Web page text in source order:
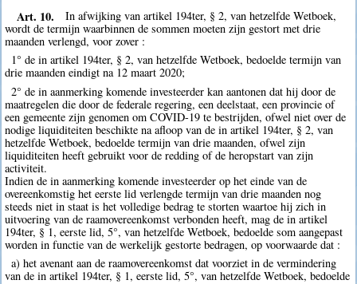
Art. 10.
In afwijking van artikel 194ter, § 2, van hetzelfde Wetboek,
wordt de termijn waarbinnen de sommen moeten zijn gestort met drie
maanden verlengd, voor zover :
1° de in artikel 194ter, § 2, van hetzelfde Wetboek, bedoelde termijn van
drie maanden eindigt na 12 maart 2020;
2° de in aanmerking komende investeerder kan aantonen dat hij door de
maatregelen die door de federale regering, een deelstaat, een provincie of
een gemeente zijn genomen om COVID-19 te bestrijden, ofwel niet over de
nodige liquiditeiten beschikte na afloop van de in artikel 194ter, § 2, van
hetzelfde Wetboek, bedoelde termijn van drie maanden, ofwel zijn
liquiditeiten heeft gebruikt voor de redding of de heropstart van zijn
activiteit.
Indien de in aanmerking komende investeerder op het einde van de
overeenkomstig het eerste lid verlengde termijn van drie maanden nog
steeds niet in staat is het volledige bedrag te storten waartoe hij zich in
uitvoering van de raamovereenkomst verbonden heeft, mag de in artikel
194ter, § 1, eerste lid, 5°, van hetzelfde Wetboek, bedoelde som aangepast
worden in functie van de werkelijk gestorte bedragen, op voorwaarde dat :
a) het avenant aan de raamovereenkomst dat voorziet in de vermindering
van de in artikel 194ter, § 1, eerste lid, 5°, van hetzelfde Wetboek, bedoelde